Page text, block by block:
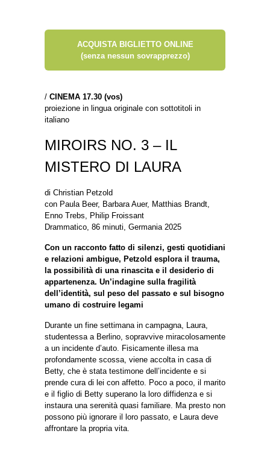
ACQUISTA BIGLIETTO ONLINE
(senza nessun sovrapprezzo)
/ CINEMA 17.30 (vos)
proiezione in lingua originale con sottotitoli in
italiano
MIROIRS NO. 3 – IL
MISTERO DI LAURA
di Christian Petzold
con Paula Beer, Barbara Auer, Matthias Brandt,
Enno Trebs, Philip Froissant
Drammatico, 86 minuti, Germania 2025
Con un racconto fatto di silenzi, gesti quotidiani
e relazioni ambigue, Petzold esplora il trauma,
la possibilità di una rinascita e il desiderio di
appartenenza. Un’indagine sulla fragilità
dell’identità, sul peso del passato e sul bisogno
umano di costruire legami
Durante un fine settimana in campagna, Laura,
studentessa a Berlino, sopravvive miracolosamente
a un incidente d’auto. Fisicamente illesa ma
profondamente scossa, viene accolta in casa di
Betty, che è stata testimone dell’incidente e si
prende cura di lei con affetto. Poco a poco, il marito
e il figlio di Betty superano la loro diffidenza e si
instaura una serenità quasi familiare. Ma presto non
possono più ignorare il loro passato, e Laura deve
affrontare la propria vita.